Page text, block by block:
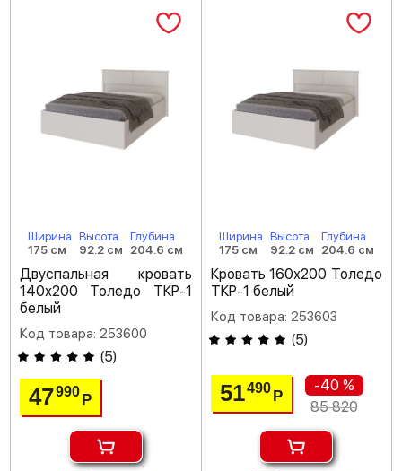
Ширина
175 см
Высота
92.2 см
Глубина
204.6 см
Двуспальная кровать
140х200 Толедо ТКР-1
белый
Код товара: 253600
(5)
47990Р
Ширина
175 см
Высота
92.2 см
Глубина
204.6 см
Кровать 160х200 Толедо
ТКР-1 белый
Код товара: 253603
(5)
51490 Р
-40 %
85 820